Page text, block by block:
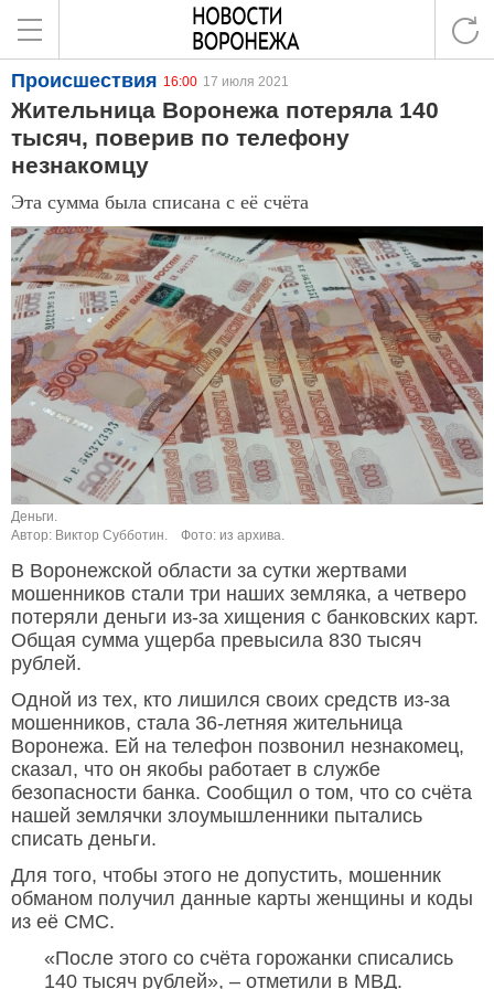
Происшествия 16:00 17 июля 2021
Жительница Воронежа потеряла 140
тысяч, поверив по телефону
незнакомцу
Эта сумма была списана с её счёта
Деньги.
Автор: Виктор Субботин.
Фото: из архива.
В Воронежской области за сутки жертвами
мошенников стали три наших земляка, а четверо
потеряли деньги из-за хищения с банковских карт.
Общая сумма ущерба превысила 830 тысяч
рублей.
Одной из тех, кто лишился своих средств из-за
мошенников, стала 36-летняя жительница
Воронежа. Ей на телефон позвонил незнакомец,
сказал, что он якобы работает в службе
безопасности банка. Сообщил о том, что со счёта
нашей землячки злоумышленники пытались
списать деньги.
Для того, чтобы этого не допустить, мошенник
обманом получил данные карты женщины и коды
из её СМС.
«После этого со счёта горожанки списались
140 тысяч рублей», – отметили в МВД.